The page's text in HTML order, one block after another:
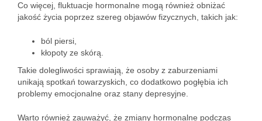
Co więcej, fluktuacje hormonalne mogą również obniżać
jakość życia poprzez szereg objawów fizycznych, takich jak:
ból piersi,
kłopoty ze skórą.
Takie dolegliwości sprawiają, że osoby z zaburzeniami
unikają spotkań towarzyskich, co dodatkowo pogłębia ich
problemy emocjonalne oraz stany depresyjne.
Warto również zauważyć, że zmiany hormonalne podczas